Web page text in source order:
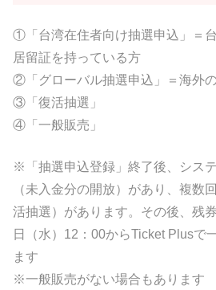
①「台湾在住者向け抽選申込」＝
居留証を持っている方
②「グローバル抽選申込」＝海外
③「復活抽選」
④「一般販売」
※「抽選申込登録」終了後、シス
（未入金分の開放）があり、複数
活抽選）があります。その後、残
日（水）12：00からTicket Plusで
ます
※一般販売がない場合もあります